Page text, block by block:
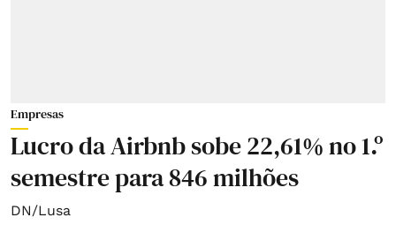
Empresas
Lucro da Airbnb sobe 22,61% no 1.º
semestre para 846 milhões
DN/Lusa